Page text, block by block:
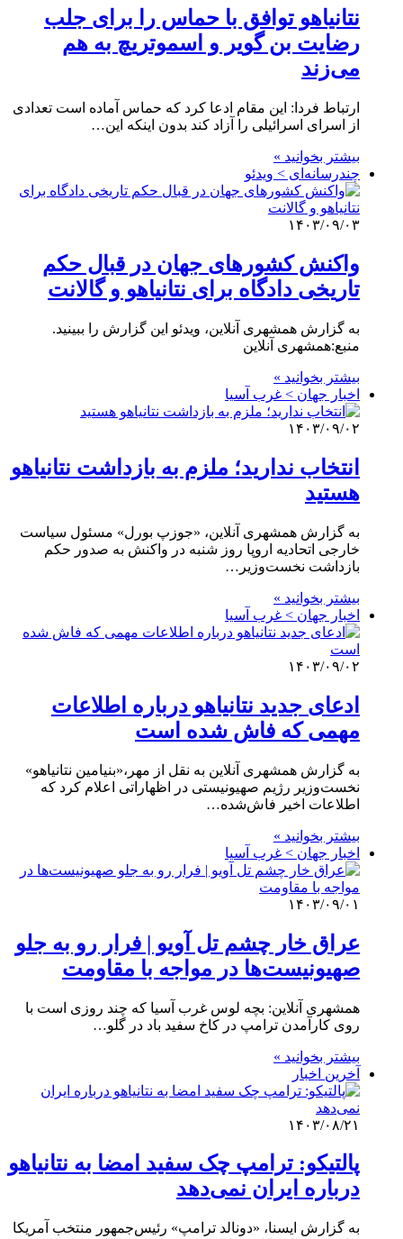
نتانیاهو توافق با حماس را برای جلب
رضایت بن گویر و اسموتریچ به هم
می‌زند
ارتباط فردا: این مقام ادعا کرد که حماس آماده است تعدادی
از اسرای اسرائیلی را آزاد کند بدون اینکه این…
بیشتر بخوانید »
چندرسانه‌ای > ویدئو
۱۴۰۳/۰۹/۰۳
واکنش کشورهای جهان در قبال حکم
تاریخی دادگاه برای نتانیاهو و گالانت
به گزارش همشهری آنلاین، ویدئو این گزارش را ببینید.
منبع:همشهری آنلاین
بیشتر بخوانید »
اخبار جهان > غرب آسیا
۱۴۰۳/۰۹/۰۲
انتخاب ندارید؛ ملزم به بازداشت نتانیاهو
هستید
به گزارش همشهری آنلاین، «جوزپ بورل» مسئول سیاست
خارجی اتحادیه اروپا روز شنبه در واکنش به صدور حکم
بازداشت نخست‌وزیر…
بیشتر بخوانید »
اخبار جهان > غرب آسیا
۱۴۰۳/۰۹/۰۲
ادعای جدید نتانیاهو درباره اطلاعات
مهمی که فاش شده است
به گزارش همشهری آنلاین به نقل از مهر،«بنیامین نتانیاهو»
نخست‌وزیر رژیم صهیونیستی در اظهاراتی اعلام کرد که
اطلاعات اخیر فاش‌شده…
بیشتر بخوانید »
اخبار جهان > غرب آسیا
۱۴۰۳/۰۹/۰۱
عراق خار چشم تل آویو | فرار رو به جلو
صهیونیست‌ها در مواجه با مقاومت
همشهری آنلاین: بچه لوس غرب آسیا که چند روزی است با
روی کارآمدن ترامپ در کاخ سفید باد در گلو…
بیشتر بخوانید »
آخرین اخبار
۱۴۰۳/۰۸/۲۱
پالتیکو: ترامپ چک سفید امضا به نتانیاهو
درباره ایران نمی‌دهد
به گزارش ایسنا، «دونالد ترامپ» رئیس‌جمهور منتخب آمریکا